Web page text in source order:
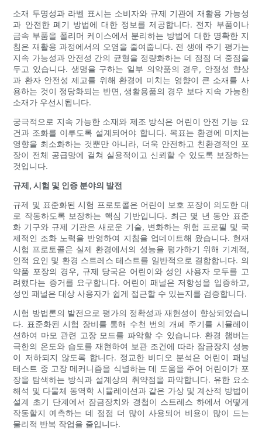
소재 투명성과 라벨 표시는 소비자와 규제 기관에 재활용 가능성
과 안전한 폐기 방법에 대한 정보를 제공합니다. 전자 부품이나
금속 부품을 폴리머 케이스에서 분리하는 방법에 대한 명확한 지
침은 재활용 과정에서의 오염을 줄여줍니다. 전 생애 주기 평가는
지속 가능성과 안전성 간의 균형을 정량화하는 데 점점 더 중점을
두고 있습니다. 생명을 구하는 일부 의약품의 경우, 안정성 향상
과 환자 안전성 제고를 위해 환경에 미치는 영향이 큰 소재를 사
용하는 것이 정당화되는 반면, 생활용품의 경우 보다 지속 가능한
소재가 우선시됩니다.
궁극적으로 지속 가능한 소재와 제조 방식은 어린이 안전 기능 요
건과 조화를 이루도록 설계되어야 합니다. 목표는 환경에 미치는
영향을 최소화하는 것뿐만 아니라, 더욱 안전하고 친환경적인 포
장이 전체 공급망에 걸쳐 실용적이고 신뢰할 수 있도록 보장하는
것입니다.
규제, 시험 및 인증 분야의 발전
규제 및 표준화된 시험 프로토콜은 어린이 보호 포장이 의도한 대
로 작동하도록 보장하는 핵심 기반입니다. 최근 몇 년 동안 표준
화 기구와 규제 기관은 새로운 기술, 변화하는 위험 프로필 및 국
제적인 조화 노력을 반영하여 지침을 업데이트해 왔습니다. 현재
시험 프로토콜은 실제 환경에서의 성능을 평가하기 위해 기계적,
인적 요인 및 환경 스트레스 테스트를 일반적으로 결합합니다. 의
약품 포장의 경우, 규제 당국은 어린이와 성인 사용자 모두를 고
려했다는 증거를 요구합니다. 어린이 패널은 저항성을 입증하고,
성인 패널은 대상 사용자가 쉽게 접근할 수 있는지를 검증합니다.
시험 방법론의 발전으로 평가의 정확성과 재현성이 향상되었습니
다. 표준화된 시험 장비를 통해 수천 번의 개폐 주기를 시뮬레이
션하여 마모 관련 고장 모드를 파악할 수 있습니다. 환경 챔버는
극한의 온도와 습도를 재현하여 보관 조건에 따라 잠금장치 성능
이 저하되지 않도록 합니다. 정교한 비디오 분석은 어린이 패널
테스트 중 고장 메커니즘을 식별하는 데 도움을 주어 어린이가 포
장을 탐색하는 방식과 설계상의 취약점을 파악합니다. 유한 요소
해석 및 다물체 동역학 시뮬레이션과 같은 가상 및 계산적 방법이
설계 초기 단계에서 잠금장치와 경첩이 스트레스 하에서 어떻게
작동할지 예측하는 데 점점 더 많이 사용되어 비용이 많이 드는
물리적 반복 작업을 줄입니다.